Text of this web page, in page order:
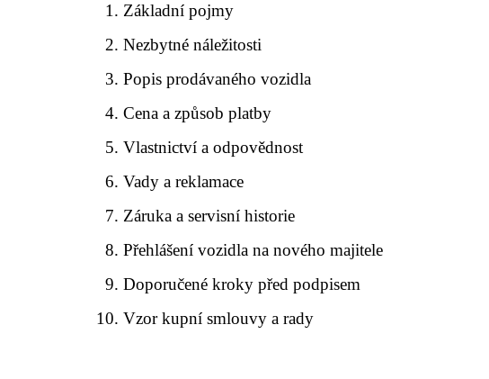
Základní pojmy
Nezbytné náležitosti
Popis prodávaného vozidla
Cena a způsob platby
Vlastnictví a odpovědnost
Vady a reklamace
Záruka a servisní historie
Přehlášení vozidla na nového majitele
Doporučené kroky před podpisem
Vzor kupní smlouvy a rady